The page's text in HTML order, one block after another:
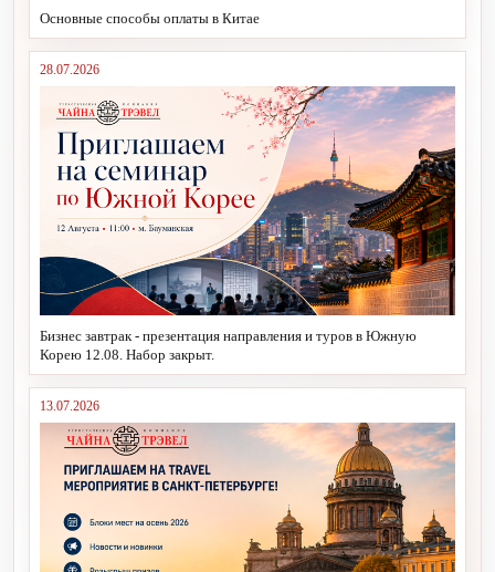
Основные способы оплаты в Китае
28.07.2026
Бизнес завтрак - презентация направления и туров в Южную
Корею 12.08. Набор закрыт.
13.07.2026